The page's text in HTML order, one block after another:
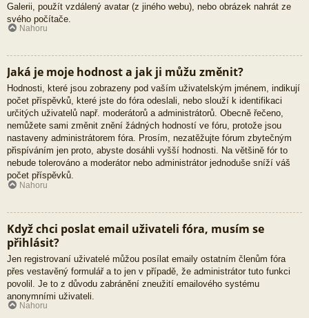
Galerii, použít vzdálený avatar (z jiného webu), nebo obrázek nahrát ze
svého počítače.
Nahoru
Jaká je moje hodnost a jak ji můžu změnit?
Hodnosti, které jsou zobrazeny pod vaším uživatelským jménem, indikují
počet příspěvků, které jste do fóra odeslali, nebo slouží k identifikaci
určitých uživatelů např. moderátorů a administrátorů. Obecně řečeno,
nemůžete sami změnit znění žádných hodností ve fóru, protože jsou
nastaveny administrátorem fóra. Prosím, nezatěžujte fórum zbytečným
přispíváním jen proto, abyste dosáhli vyšší hodnosti. Na většině fór to
nebude tolerováno a moderátor nebo administrátor jednoduše sníží váš
počet příspěvků.
Nahoru
Když chci poslat email uživateli fóra, musím se
přihlásit?
Jen registrovaní uživatelé můžou posílat emaily ostatním členům fóra
přes vestavěný formulář a to jen v případě, že administrátor tuto funkci
povolil. Je to z důvodu zabránění zneužití emailového systému
anonymními uživateli.
Nahoru